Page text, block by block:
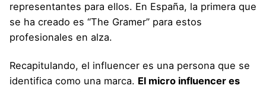
representantes para ellos. En España, la primera que
se ha creado es “The Gramer” para estos
profesionales en alza.
Recapitulando, el influencer es una persona que se
identifica como una marca. El micro influencer es